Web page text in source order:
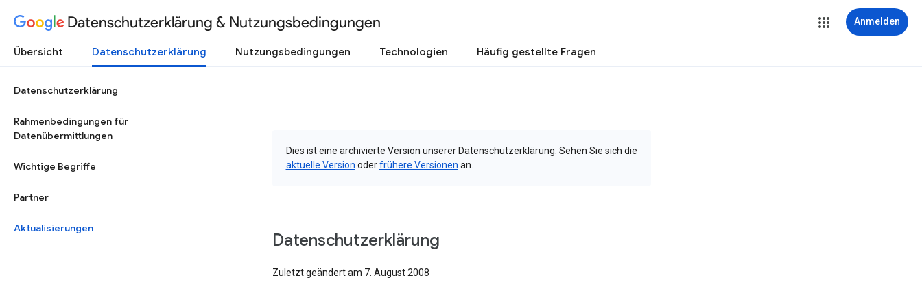
Datenschutzerklärung & Nutzungsbedingungen Anmelden
Übersicht Datenschutzerklärung Nutzungsbedingungen Technologien Häufig gestellte Fragen
Datenschutzerklärung
Rahmenbedingungen für
Datenübermittlungen
Wichtige Begriffe
Partner
Aktualisierungen
Dies ist eine archivierte Version unserer Datenschutzerklärung. Sehen Sie sich die
aktuelle Version oderfrühere Versionen an.
Datenschutzerklärung
Zuletzt geändert am 7. August 2008